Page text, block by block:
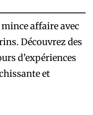
mince affaire avec
Découvrez des
d’expériences
et